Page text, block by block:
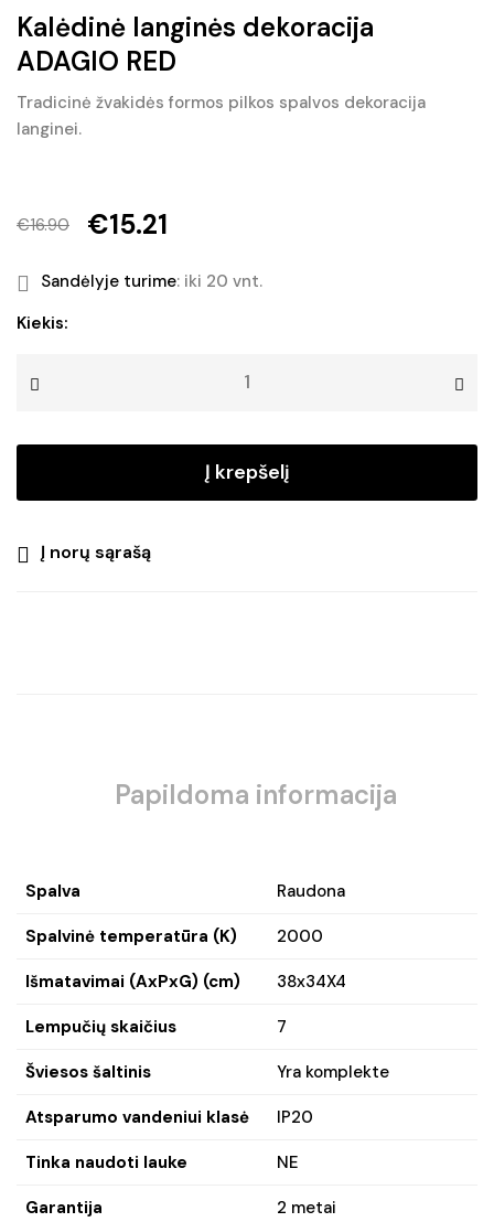
Kalėdinė langinės dekoracija
ADAGIO RED
Tradicinė žvakidės formos pilkos spalvos dekoracija
langinei.
€16.90
Original
price
was:
€16.90.
€15.21
Current
price
is:
€15.21.
Sandėlyje turime: iki 20 vnt.
produkto
Kalėdinė
Kiekis:
Į krepšelį
Į norų sąrašą
Papildoma informacija
Spalva Raudona
Spalvinė temperatūra (K) 2000
Išmatavimai (AxPxG) (cm) 38x34X4
Lempučių skaičius 7
Šviesos šaltinis Yra komplekte
Atsparumo vandeniui klasė IP20
Tinka naudoti lauke NE
Garantija 2 metai